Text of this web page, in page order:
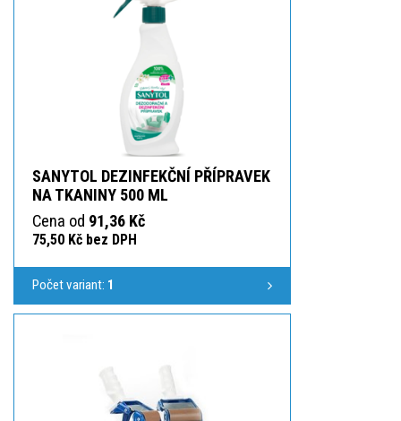
SANYTOL DEZINFEKČNÍ PŘÍPRAVEK
NA TKANINY 500 ML
Cena od 91,36 Kč
75,50 Kč bez DPH
Počet variant: 1